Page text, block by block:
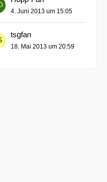
4. Juni 2013 um 15:05
tsgfan
18. Mai 2013 um 20:59